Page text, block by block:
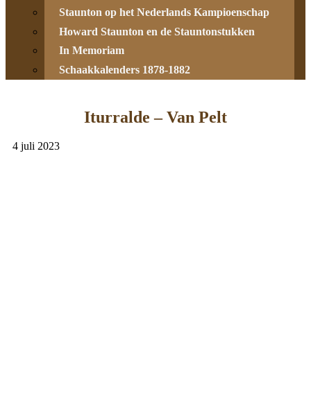
Staunton op het Nederlands Kampioenschap
Howard Staunton en de Stauntonstukken
In Memoriam
Schaakkalenders 1878-1882
Iturralde – Van Pelt
4 juli 2023